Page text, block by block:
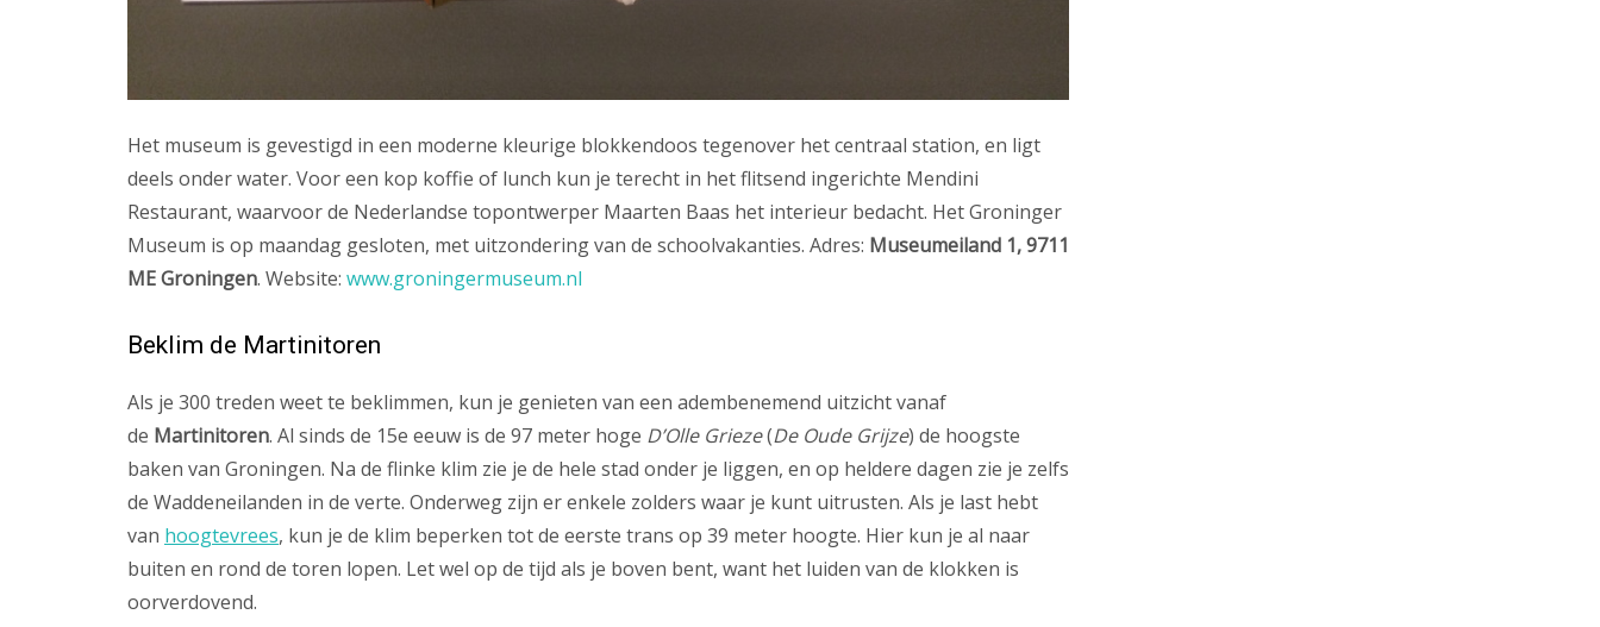
Het museum is gevestigd in een moderne kleurige blokkendoos tegenover het centraal station, en ligt
deels onder water. Voor een kop koffie of lunch kun je terecht in het flitsend ingerichte Mendini
Restaurant, waarvoor de Nederlandse topontwerper Maarten Baas het interieur bedacht. Het Groninger
Museum is op maandag gesloten, met uitzondering van de schoolvakanties. Adres: Museumeiland 1, 9711
ME Groningen. Website: www.groningermuseum.nl
Beklim de Martinitoren
Als je 300 treden weet te beklimmen, kun je genieten van een adembenemend uitzicht vanaf
de Martinitoren. Al sinds de 15e eeuw is de 97 meter hoge D’Olle Grieze(De Oude Grijze) de hoogste
baken van Groningen. Na de flinke klim zie je de hele stad onder je liggen, en op heldere dagen zie je zelfs
de Waddeneilanden in de verte. Onderweg zijn er enkele zolders waar je kunt uitrusten. Als je last hebt
van hoogtevrees, kun je de klim beperken tot de eerste trans op 39 meter hoogte. Hier kun je al naar
buiten en rond de toren lopen. Let wel op de tijd als je boven bent, want het luiden van de klokken is
oorverdovend.